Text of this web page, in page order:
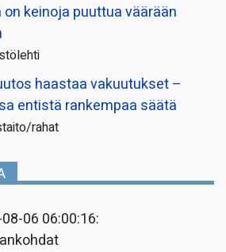
keinoja puuttua väärään
haastaa vakuutukset –
entistä rankempaa säätä
rahat
06 06:00:16: